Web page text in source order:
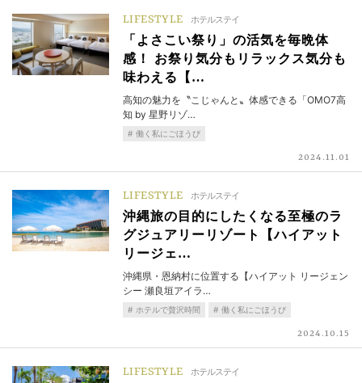
LIFESTYLE ホテルステイ
「よさこい祭り」の活気を毎晩体
感！ お祭り気分もリラックス気分も
味わえる【…
高知の魅力を〝こじゃんと〟体感できる「OMO7高
知 by 星野リゾ…
働く私にごほうび
2024.11.01
LIFESTYLE ホテルステイ
沖縄旅の目的にしたくなる至極のラ
グジュアリーリゾート【ハイアット
リージェ…
沖縄県・恩納村に位置する【ハイアット リージェン
シー 瀬良垣アイラ…
ホテルで贅沢時間 働く私にごほうび
2024.10.15
LIFESTYLE ホテルステイ